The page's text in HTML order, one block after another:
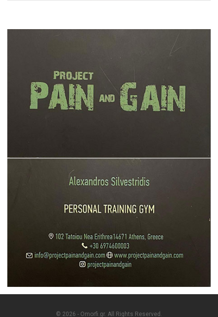
© 2026 - Omorfi.gr. All Rights Reserved.